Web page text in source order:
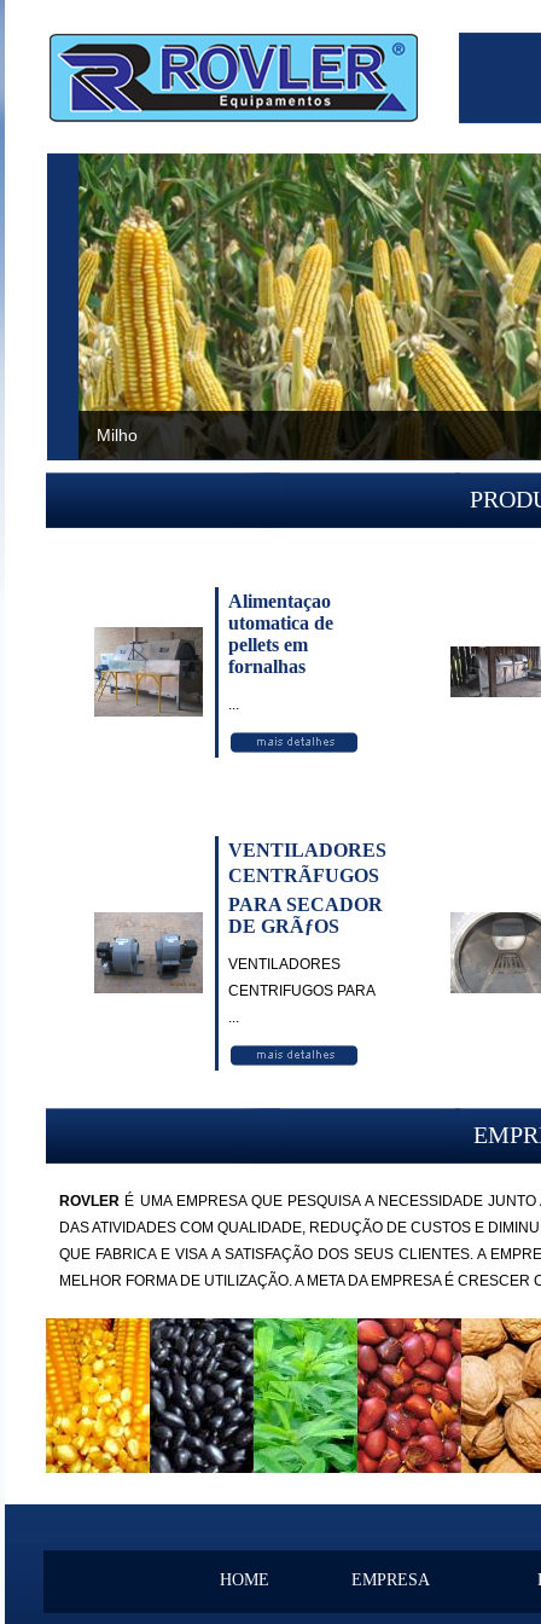
Milho
Alimentaçao
utomatica de
pellets em
fornalhas
...
VENTILADORES
CENTRÃFUGOS
PARA SECADOR
DE GRÃƒOS
VENTILADORES
CENTRIFUGOS PARA
...
ROVLER É UMA EMPRESA QUE PESQUISA A NECESSIDADE
DAS ATIVIDADES COM QUALIDADE, REDUÇÃO DE CUSTOS E
QUE FABRICA E VISA A SATISFAÇÃO DOS SEUS CLIENTES. A
MELHOR FORMA DE UTILIZAÇÃO. A META DA EMPRESA É
HOME EMPRESA